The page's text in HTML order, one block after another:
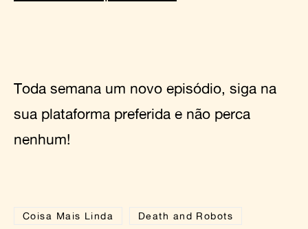
Toda semana um novo episódio, siga na
sua plataforma preferida e não perca
nenhum!
Coisa Mais Linda Death and Robots